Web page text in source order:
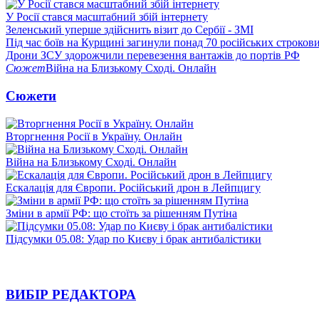
У Росії стався масштабний збій інтернету
Зеленський уперше здійснить візит до Сербії - ЗМІ
Під час боїв на Курщині загинули понад 70 російських
Дрони ЗСУ здорожчили перевезення вантажів до портів РФ
СюжетВійна на Близькому Сході. Онлайн
Сюжети
Вторгнення Росії в Україну. Онлайн
Війна на Близькому Сході. Онлайн
Ескалація для Європи. Російський дрон в Лейпцигу
Зміни в армії РФ: що стоїть за рішенням Путіна
Підсумки 05.08: Удар по Києву і брак антибалістики
ВИБІР РЕДАКТОРА